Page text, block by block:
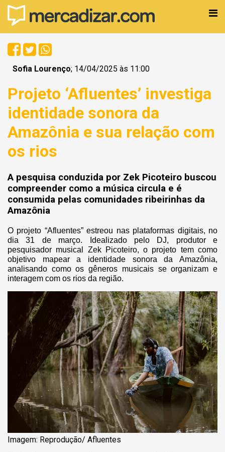
Sofia Lourenço; 14/04/2025 às 11:00
Projeto ‘Afluentes’ investiga
identidade sonora da
Amazônia e sua relação com
os rios
A pesquisa conduzida por Zek Picoteiro buscou
compreender como a música circula e é
consumida pelas comunidades ribeirinhas da
Amazônia
O projeto “Afluentes” estreou nas plataformas digitais, no
dia 31 de março. Idealizado pelo DJ, produtor e
pesquisador musical Zek Picoteiro, o projeto tem como
objetivo mapear a identidade sonora da Amazônia,
analisando como os gêneros musicais se organizam e
interagem com os rios da região.
Imagem: Reprodução/ Afluentes